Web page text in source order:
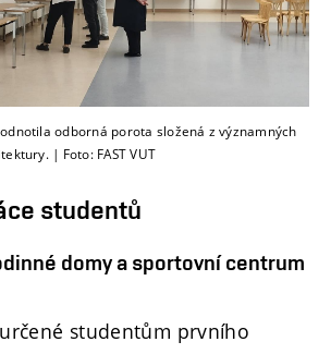
odborná porota složená z významných
| Foto: FAST VUT
studentů
domy a sportovní centrum
studentům prvního